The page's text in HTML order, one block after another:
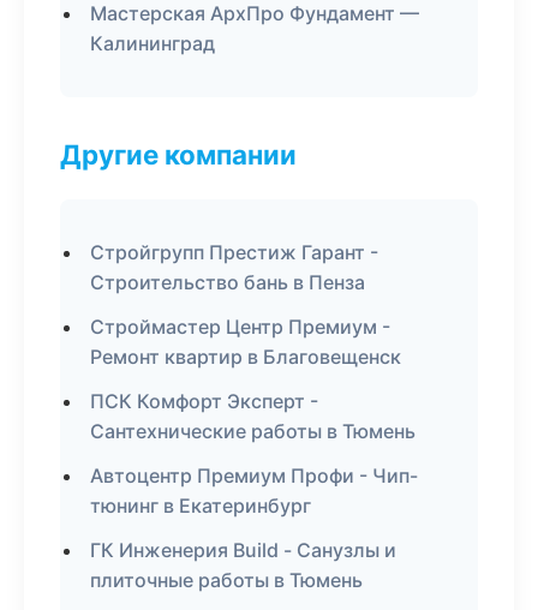
Мастерская АрхПро Фундамент —
Калининград
Другие компании
Стройгрупп Престиж Гарант -
Строительство бань в Пенза
Строймастер Центр Премиум -
Ремонт квартир в Благовещенск
ПСК Комфорт Эксперт -
Сантехнические работы в Тюмень
Автоцентр Премиум Профи - Чип-
тюнинг в Екатеринбург
ГК Инженерия Build - Санузлы и
плиточные работы в Тюмень